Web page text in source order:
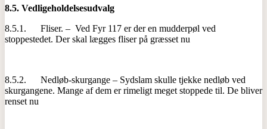
8.5. Vedligeholdelsesudvalg
8.5.1. Fliser. – Ved Fyr 117 er der en mudderpøl ved
stoppestedet. Der skal lægges fliser på græsset nu
8.5.2. Nedløb-skurgange – Sydslam skulle tjekke nedløb ved
skurgangene. Mange af dem er rimeligt meget stoppede til. De bliver
renset nu